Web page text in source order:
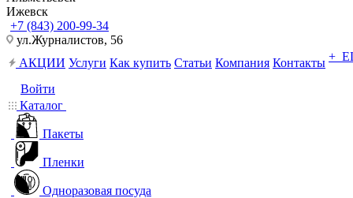
Ижевск
+7 (843) 200-99-34
ул.Журналистов, 56
АКЦИИ Услуги Как купить Статьи Компания Контакты +
Войти
Каталог
Пакеты
Пленки
Одноразовая посуда